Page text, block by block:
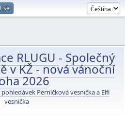
se
RLUGU - Společný
v KŽ-nová vánoční
2026
Perníčková vesnička a Elfí
vesnička